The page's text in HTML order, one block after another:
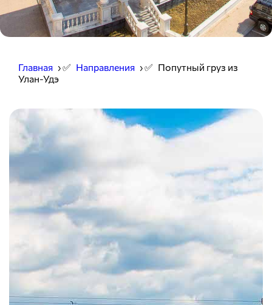
Главная › ✅ Направления › ✅ Попутный груз из
Улан-Удэ